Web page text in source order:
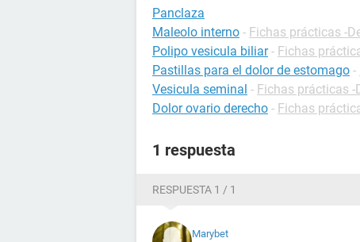
Panclaza
Maleolo interno - Fichas prácticas -
Polipo vesicula biliar - Fichas
Pastillas para el dolor de estomago -
Vesicula seminal - Fichas prácticas -
Dolor ovario derecho - Fichas
1 respuesta
RESPUESTA 1 / 1
Marybet